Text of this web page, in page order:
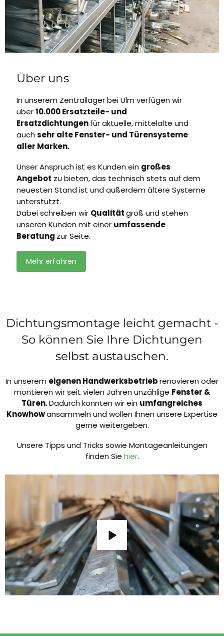
Über uns
In unserem Zentrallager bei Ulm verfügen wir
über10.000 Ersatzteile- und
Ersatzdichtungenfür aktuelle, mittelalte und
auch sehr alte Fenster- und Türensysteme
aller Marken.
Unser Anspruch ist es Kunden ein großes
Angebot zu bieten, das technisch stets auf dem
neuesten Stand ist und außerdem ältere Systeme
unterstützt.
Dabei schreiben wir Qualitätgroß und stehen
unseren Kunden mit einer umfassende
Beratung zur Seite.
Mehr erfahren
Dichtungsmontage leicht gemacht -
So können Sie Ihre Dichtungen
selbst austauschen.
In unserem eigenen Handwerksbetriebrenovieren oder
montieren wir seit vielen Jahren unzählige Fenster &
Türen.Dadurch konnten wir ein umfangreiches
Knowhowansammeln und wollen Ihnen unsere Expertise
gerne weitergeben.
Unsere Tipps und Tricks sowie Montageanleitungen
finden Sie hier.